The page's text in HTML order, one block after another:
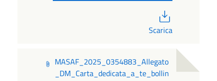
Scarica
MASAF_2025_0354883_Allegato
_DM_Carta_dedicata_a_te_bollin